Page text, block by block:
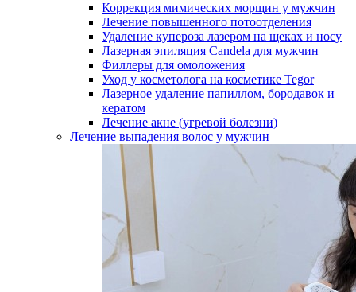
Коррекция мимических морщин у мужчин
Лечение повышенного потоотделения
Удаление купероза лазером на щеках и носу
Лазерная эпиляция Candela для мужчин
Филлеры для омоложения
Уход у косметолога на косметике Tegor
Лазерное удаление папиллом, бородавок и
кератом
Лечение акне (угревой болезни)
Лечение выпадения волос у мужчин